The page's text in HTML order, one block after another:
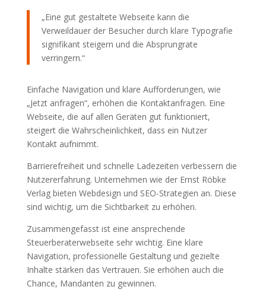
„Eine gut gestaltete Webseite kann die
Verweildauer der Besucher durch klare Typografie
signifikant steigern und die Absprungrate
verringern.“
Einfache Navigation und klare Aufforderungen, wie
„Jetzt anfragen“, erhöhen die Kontaktanfragen. Eine
Webseite, die auf allen Geräten gut funktioniert,
steigert die Wahrscheinlichkeit, dass ein Nutzer
Kontakt aufnimmt.
Barrierefreiheit und schnelle Ladezeiten verbessern die
Nutzererfahrung. Unternehmen wie der Ernst Röbke
Verlag bieten Webdesign und SEO-Strategien an. Diese
sind wichtig, um die Sichtbarkeit zu erhöhen.
Zusammengefasst ist eine ansprechende
Steuerberaterwebseite sehr wichtig. Eine klare
Navigation, professionelle Gestaltung und gezielte
Inhalte stärken das Vertrauen. Sie erhöhen auch die
Chance, Mandanten zu gewinnen.